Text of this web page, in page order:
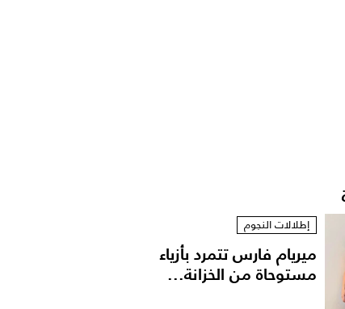
إطلالات النجوم
ميريام فارس تتمرد بأزياء
مستوحاة من الخزانة...